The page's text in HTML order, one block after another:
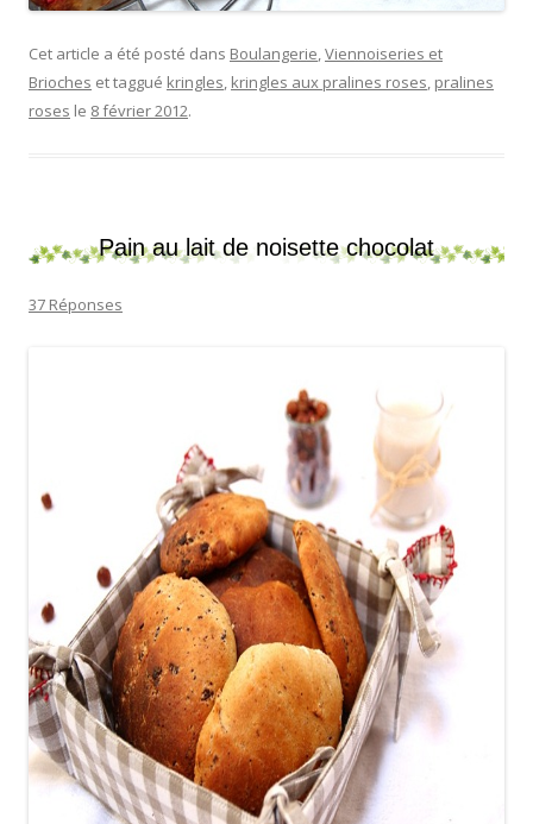
Cet article a été posté dans Boulangerie,Viennoiseries et
Brioches et taggué kringles, kringles aux pralines roses, pralines
roses le 8 février 2012.
Pain au lait de noisette chocolat
37 Réponses